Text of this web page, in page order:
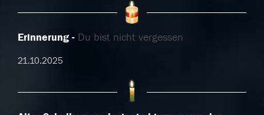
Erinnerung Du bist nicht vergessen
21.10.2025